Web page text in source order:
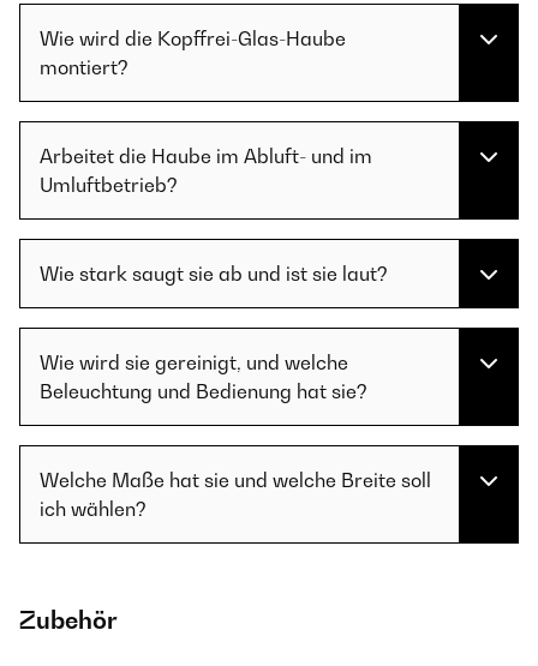
Wie wird die Kopffrei-Glas-Haube
montiert?
Arbeitet die Haube im Abluft- und im
Umluftbetrieb?
Wie stark saugt sie ab und ist sie laut?
Wie wird sie gereinigt, und welche
Beleuchtung und Bedienung hat sie?
Welche Maße hat sie und welche Breite soll
ich wählen?
Zubehör